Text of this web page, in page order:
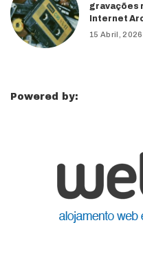
gravações
Internet
15 Abril, 2026
Powered by: